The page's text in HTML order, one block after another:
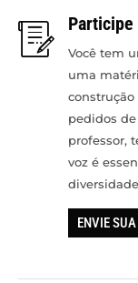
Participe
Você tem
uma
pedidos
professor,
voz é
ENVIE